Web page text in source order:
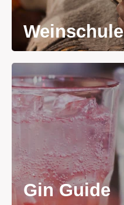
Weinschule
Gin Guide